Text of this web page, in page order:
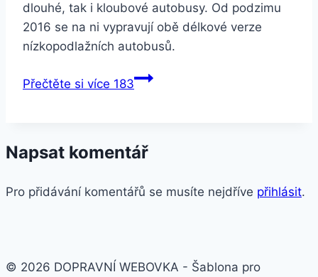
dlouhé, tak i kloubové autobusy. Od podzimu
2016 se na ni vypravují obě délkové verze
nízkopodlažních autobusů.
Přečtěte si více 183
Napsat komentář
Pro přidávání komentářů se musíte nejdříve přihlásit.
© 2026 DOPRAVNÍ WEBOVKA - Šablona pro